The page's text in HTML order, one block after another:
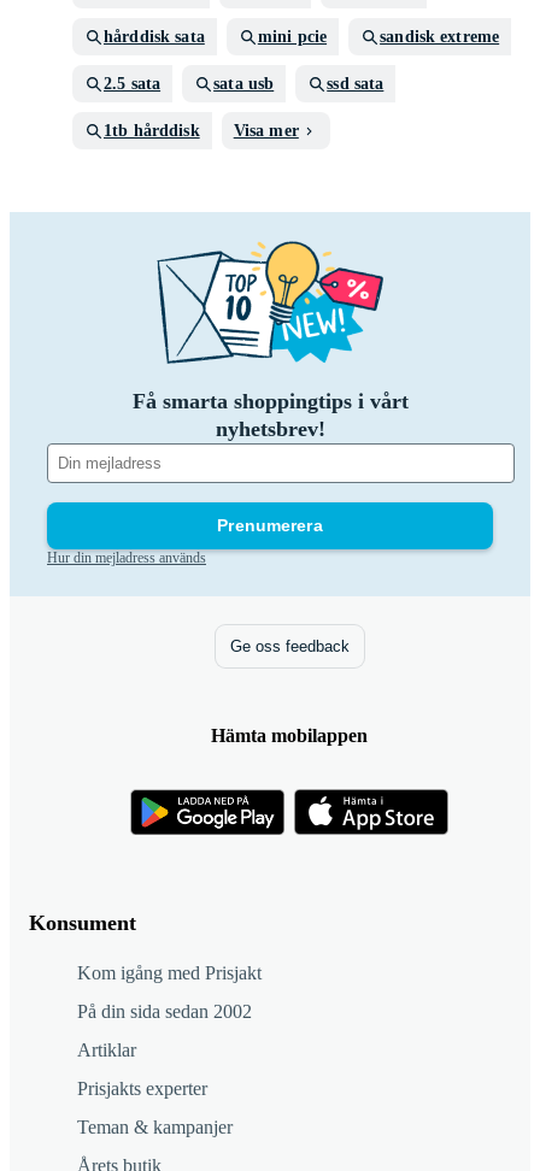
hårddisk sata mini pcie sandisk extreme
2.5 sata sata usb ssd sata
1tb hårddisk Visa mer
Få smarta shoppingtips i vårt
nyhetsbrev!
Prenumerera
Hur din mejladress används
Konsument
Kom igång med Prisjakt
På din sida sedan 2002
Artiklar
Prisjakts experter
Teman & kampanjer
Årets butik
Ge oss feedback
Hämta mobilappen